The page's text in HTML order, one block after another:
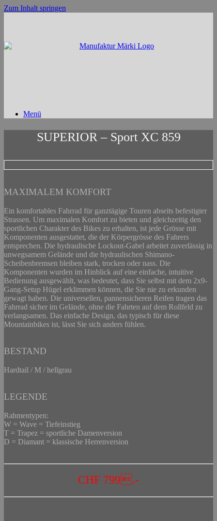
Zum Inhalt springen
Menü
SUPERIOR – Sport XC 859
MAXIMALEM KOMFORT
Ein komfortables Fahrrad für ganztägige Touren abseits befestigter
Strassen. Um maximalen Komfort zu bieten und gleichzeitig den
sportlichen Charakter des Bikes zu erhalten, ist jede Grösse mit
Komponenten ausgestattet, die der Körpergrösse des Fahrers
entsprechen. Die hydraulische Lockout-Gabel arbeitet zuverlässig in
unwegsamem Gelände und die hydraulischen Shimano-
Scheibenbremsen bleiben stark, trocken oder nass. Die
Komponenten wurden im Hinblick auf eine einfache, intuitive
Bedienung ausgewählt, was bedeutet, dass Sie selbst mit dem 2x9-
Gang-Setup Hügel erklimmen können, die Sie nie zu erkunden
gewagt haben. Die universellen, pannensicheren Reifen tragen das
Fahrrad sicher im Gelände, ohne die Fahrten auf dem Rollfeld zu
verlangsamen. Das einfache Design, das typisch für diese
Mountainbikes ist, lässt Sie sich anders fühlen.
BESTAND
Hardtail / M / hellgrau
LEGENDE
Rahmentypen:
W = Wave = Tiefeinstieg
T = Trapez = sportliche Damenversion
D = Diamant = klassische Herrenversion
CHF 799.-